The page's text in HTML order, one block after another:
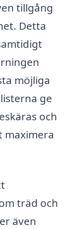
tillgång
Detta
möjliga
ge
och
maximera
träd och
även